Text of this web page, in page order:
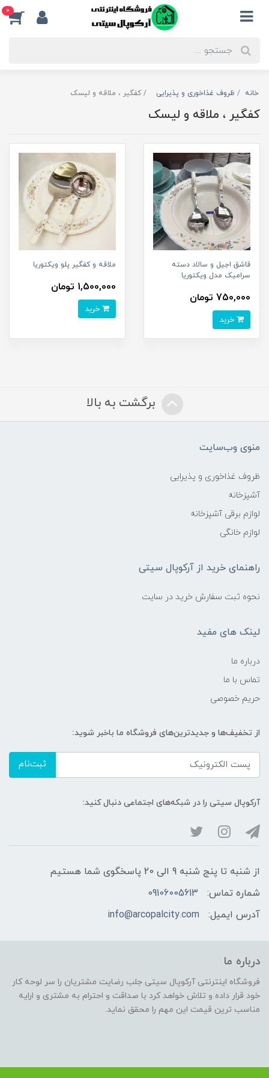
0
خانه ظروف غذاخوری و پذیرایی کفگیر ، ملاقه و لیسک
کفگیر ، ملاقه و لیسک
قاشق اجیل و سالاد دسته
سرامیک مدل ویکتوریا
750,000 تومان
ملاقه و کفگیر پلو ویکتوریا
1,500,000 تومان
برگشت به بالا
منوی وب‌سایت
ظروف غذاخوری و پذیرایی
آشپزخانه
لوازم برقی آشپزخانه
لوازم خانگی
راهنمای خرید از آرکوپال سیتی
نحوه ثبت سفارش خرید در سایت
لینک های مفید
درباره ما
تماس با ما
حریم خصوصی
از تخفیف‌ها و جدیدترین‌های فروشگاه ما باخبر شوید:
ثبت‌نام
آرکوپال سیتی را در شبکه‌های اجتماعی دنبال کنید:
از شنبه تا پنج شنبه 9 الی 20 پاسخگوی شما هستیم
شماره تماس:
09106005613
آدرس ایمیل:
info@arcopalcity.com
درباره ما
فروشگاه اینترنتی آرکوپال سیتی جلب رضایت مشتریان را سر لوحه کار
خود قرار داده و تلاش خواهد کرد با صداقت و احترام به مشتری و ارایه
مناسب ترین قیمت این مهم را محقق نماید.